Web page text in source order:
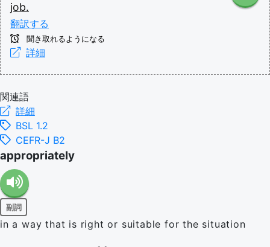
job.
翻訳する
聞き取れるようになる
詳細
関連語
詳細
BSL 1.2
CEFR-J B2
appropriately
副詞
in a way that is right or suitable for the situation